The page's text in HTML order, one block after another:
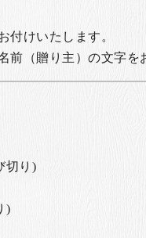
付けいたします。
前（贈り主）の文字を
切り)
)